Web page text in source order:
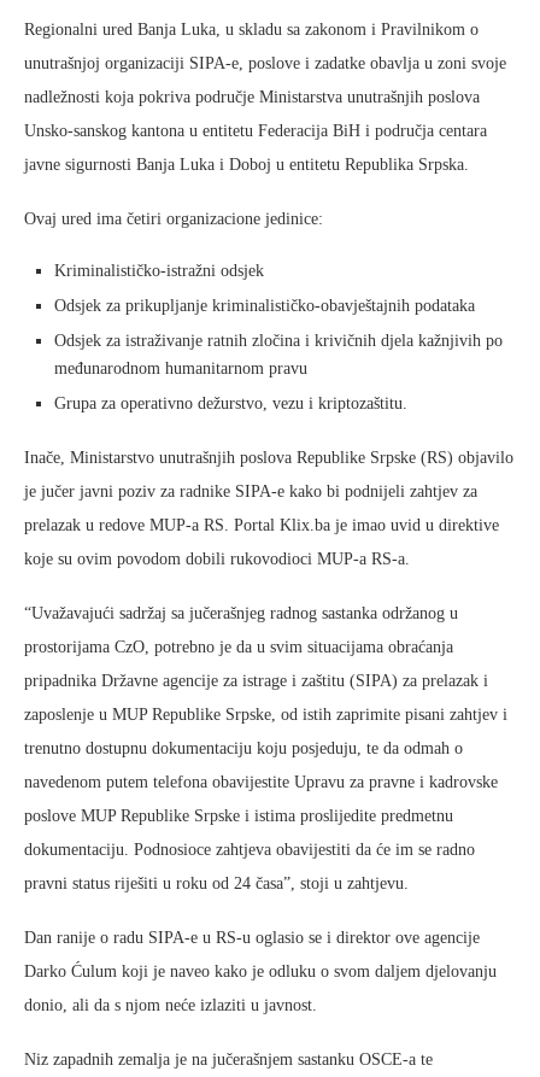
Regionalni ured Banja Luka, u skladu sa zakonom i Pravilnikom o
unutrašnjoj organizaciji SIPA-e, poslove i zadatke obavlja u zoni svoje
nadležnosti koja pokriva područje Ministarstva unutrašnjih poslova
Unsko-sanskog kantona u entitetu Federacija BiH i područja centara
javne sigurnosti Banja Luka i Doboj u entitetu Republika Srpska.
Ovaj ured ima četiri organizacione jedinice:
Kriminalističko-istražni odsjek
Odsjek za prikupljanje kriminalističko-obavještajnih podataka
Odsjek za istraživanje ratnih zločina i krivičnih djela kažnjivih po
međunarodnom humanitarnom pravu
Grupa za operativno dežurstvo, vezu i kriptozaštitu.
Inače, Ministarstvo unutrašnjih poslova Republike Srpske (RS) objavilo
je jučer javni poziv za radnike SIPA-e kako bi podnijeli zahtjev za
prelazak u redove MUP-a RS. Portal Klix.ba je imao uvid u direktive
koje su ovim povodom dobili rukovodioci MUP-a RS-a.
“Uvažavajući sadržaj sa jučerašnjeg radnog sastanka održanog u
prostorijama CzO, potrebno je da u svim situacijama obraćanja
pripadnika Državne agencije za istrage i zaštitu (SIPA) za prelazak i
zaposlenje u MUP Republike Srpske, od istih zaprimite pisani zahtjev i
trenutno dostupnu dokumentaciju koju posjeduju, te da odmah o
navedenom putem telefona obavijestite Upravu za pravne i kadrovske
poslove MUP Republike Srpske i istima proslijedite predmetnu
dokumentaciju. Podnosioce zahtjeva obavijestiti da će im se radno
pravni status riješiti u roku od 24 časa”, stoji u zahtjevu.
Dan ranije o radu SIPA-e u RS-u oglasio se i direktor ove agencije
Darko Ćulum koji je naveo kako je odluku o svom daljem djelovanju
donio, ali da s njom neće izlaziti u javnost.
Niz zapadnih zemalja je na jučerašnjem sastanku OSCE-a te